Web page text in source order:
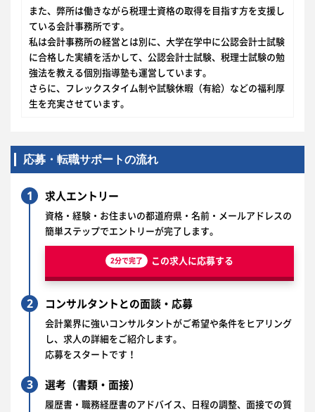
また、弊所は働きながら税理士資格の取得を目指す方を支援し
ている会計事務所です。
私は会計事務所の経営とは別に、大学在学中に公認会計士試験
に合格した実績を活かして、公認会計士試験、税理士試験の勉
強法を教える個別指導塾も運営しています。
さらに、フレックスタイム制や試験休暇（有給）などの福利厚
生を充実させています。
応募・転職サポートの流れ
1 求人エントリー
資格・経験・お住まいの都道府県・名前・メールアドレスの
簡単ステップでエントリーが完了します。
2分で完了 この求人に応募する
2 コンサルタントとの面談・応募
会計業界に強いコンサルタントがご希望や条件をヒアリング
し、求人の詳細をご紹介します。
応募をスタートです！
3 選考（書類・面接）
履歴書・職務経歴書のアドバイス、日程の調整、面接での質